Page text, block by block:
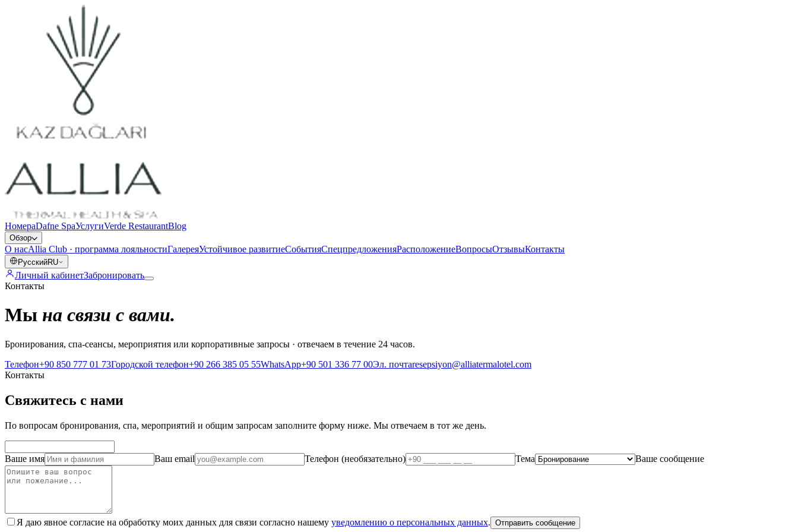
НомераDafne SpaУслугиVerde RestaurantBlog
Обзор
О насAllia Club · программа лояльностиГалереяУстойчивое развитиеСобытияСпецпредложенияРасположениеВопросыОтзывыКонтакты
РусскийRU
Личный кабинетЗабронировать
Контакты
Мы на связи с вами.
Бронирования, спа-сеансы, мероприятия или корпоративные запросы · отвечаем в течение 24 часов.
Телефон+90 850 777 01 73Городской телефон+90 266 385 05 55WhatsApp+90 501 336 77 00Эл. почтаresepsiyon@alliatermalotel.com
Контакты
Свяжитесь с нами
По вопросам бронирования, спа, мероприятий и общим запросам заполните форму ниже. Мы отвечаем в тот же день.
Ваше имя Ваш email Телефон (необязательно) Тема Ваше сообщение
Я даю явное согласие на обработку моих данных для связи согласно нашему уведомлению о персональных данных. Отправить сообщение